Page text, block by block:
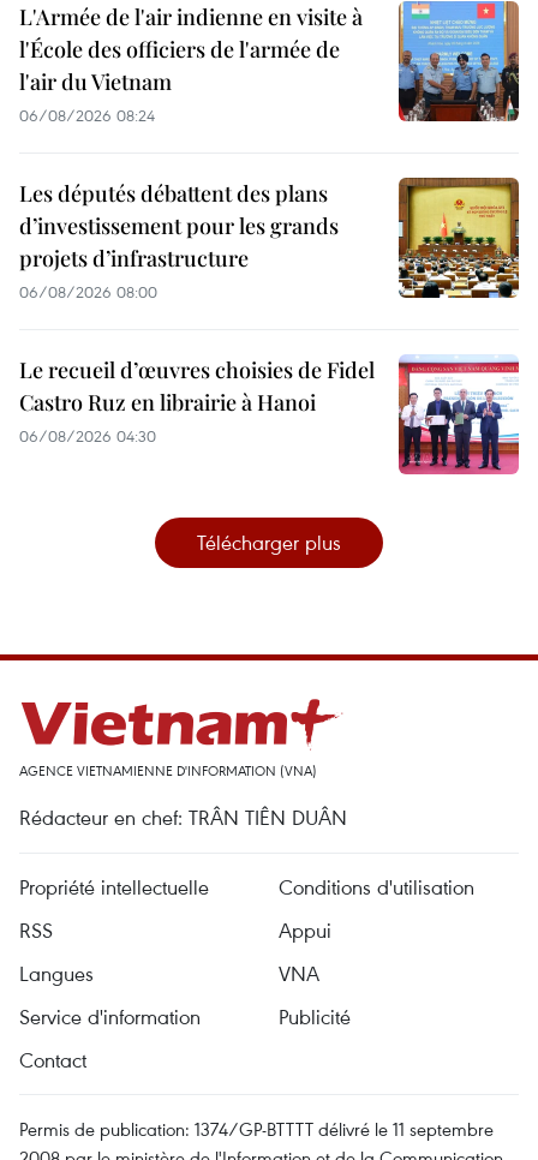
L'Armée de l'air indienne en visite à
l'École des officiers de l'armée de
l'air du Vietnam
06/08/2026 08:24
Les députés débattent des plans
d’investissement pour les grands
projets d’infrastructure
06/08/2026 08:00
Le recueil d’œuvres choisies de Fidel
Castro Ruz en librairie à Hanoi
06/08/2026 04:30
Télécharger plus
AGENCE VIETNAMIENNE D'INFORMATION (VNA)
Rédacteur en chef: TRÂN TIÊN DUÂN
Propriété intellectuelle
Conditions d'utilisation
RSS
Appui
Langues
VNA
Service d'information
Publicité
Contact
Permis de publication: 1374/GP-BTTTT délivré le 11 septembre